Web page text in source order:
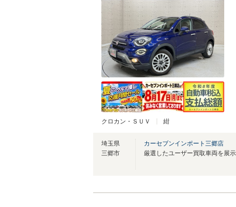
クロカン・ＳＵＶ 紺
埼玉県
三郷市
カーセブンインポート三郷店